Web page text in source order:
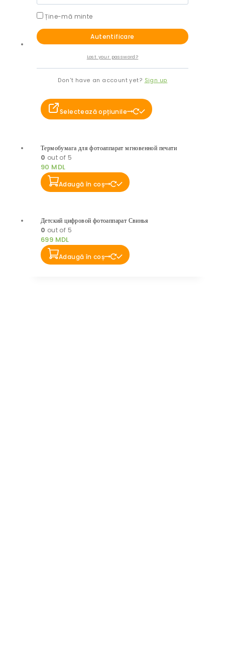
449MDL
Adaugă în coș
Reduceri!
out of 5
Selectează opțiunile
Термобумага для фотоаппарат мгновенной печати
0 out of 5
90 MDL
Adaugă în coș
Детский цифровой фотоаппарат Свинья
0 out of 5
699 MDL
Adaugă în coș
Ține-mă minte
Lost your password?
Don't have an account yet? Sign up